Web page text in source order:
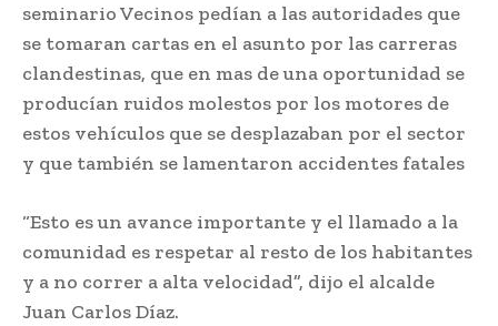
seminario Vecinos pedían a las autoridades que
se tomaran cartas en el asunto por las carreras
clandestinas, que en mas de una oportunidad se
producían ruidos molestos por los motores de
estos vehículos que se desplazaban por el sector
y que también se lamentaron accidentes fatales
“Esto es un avance importante y el llamado a la
comunidad es respetar al resto de los habitantes
y a no correr a alta velocidad”, dijo el alcalde
Juan Carlos Díaz.